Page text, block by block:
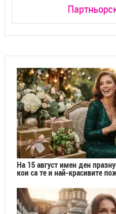
На 15 август имен ден
кои са те и най-красивите